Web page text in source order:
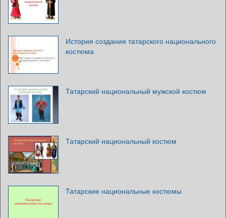
История создания татарского национального
костюма
Татарский национальный мужской костюм
Татарский национальный костюм
Татарские национальные костюмы